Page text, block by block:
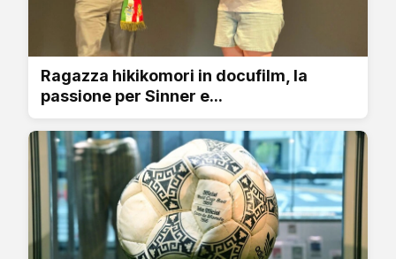
Ragazza hikikomori in docufilm, la
passione per Sinner e...